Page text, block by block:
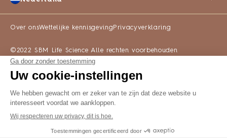
WAAR TE KOOP
Over onsWettelijke kennisgeving Privacyverklaring
©2022 SBM Life Science Alle rechten voorbehouden